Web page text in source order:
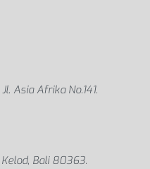
Asia Afrika No.141.
Bali 80363.